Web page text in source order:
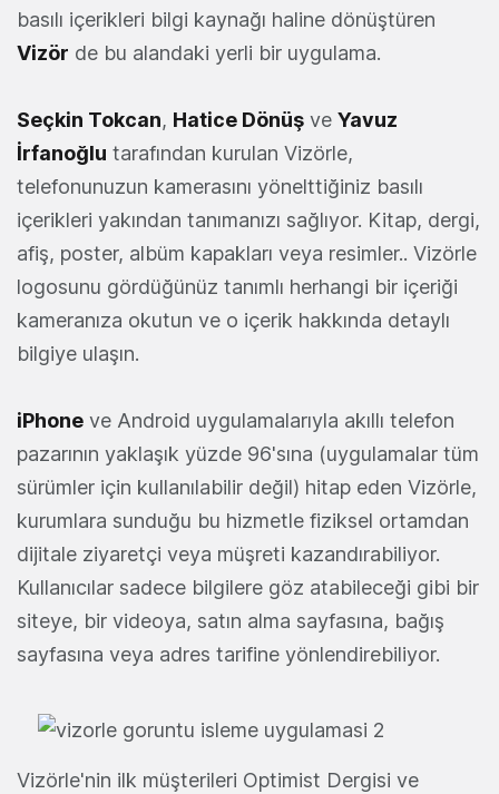
basılı içerikleri bilgi kaynağı haline dönüştüren
Vizör de bu alandaki yerli bir uygulama.
Seçkin Tokcan, Hatice Dönüş ve Yavuz
İrfanoğlu tarafından kurulan Vizörle,
telefonunuzun kamerasını yönelttiğiniz basılı
içerikleri yakından tanımanızı sağlıyor. Kitap, dergi,
afiş, poster, albüm kapakları veya resimler.. Vizörle
logosunu gördüğünüz tanımlı herhangi bir içeriği
kameranıza okutun ve o içerik hakkında detaylı
bilgiye ulaşın.
iPhone ve Android uygulamalarıyla akıllı telefon
pazarının yaklaşık yüzde 96'sına (uygulamalar tüm
sürümler için kullanılabilir değil) hitap eden Vizörle,
kurumlara sunduğu bu hizmetle fiziksel ortamdan
dijitale ziyaretçi veya müşreti kazandırabiliyor.
Kullanıcılar sadece bilgilere göz atabileceği gibi bir
siteye, bir videoya, satın alma sayfasına, bağış
sayfasına veya adres tarifine yönlendirebiliyor.
Vizörle'nin ilk müşterileri Optimist Dergisi ve